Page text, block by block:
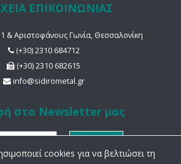
ΕΠΙΚΟΙΝΩΝΙΑΣ
& Αριστοφάνους Γωνία, Θεσσαλονίκη
(+30) 2310 684712
(+30) 2310 682615
info@sidirometal.gr
στο Newsletter μας
cookies για να βελτιώσει τη